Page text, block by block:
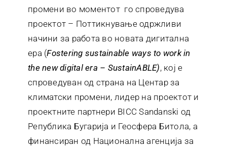
промени во моментот го спроведува
проектот – Поттикнување одржливи
начини за работа во новата дигитална
ера (Fostering sustainable ways to work in
the new digital era – SustainABLE), кој е
спроведуван од страна на Центар за
климатски промени, лидер на проектот и
проектните партнери BICC Sandanski од
Република Бугарија и Геосфера Битола, а
финансиран од Национална агенција за